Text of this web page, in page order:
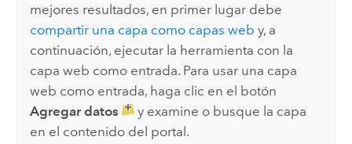
mejores resultados, en primer lugar debe
compartir una capa como capas web y, a
continuación, ejecutar la herramienta con la
capa web como entrada. Para usar una capa
web como entrada, haga clic en el botón
Agregar datos
y examine o busque la capa
en el contenido del portal.